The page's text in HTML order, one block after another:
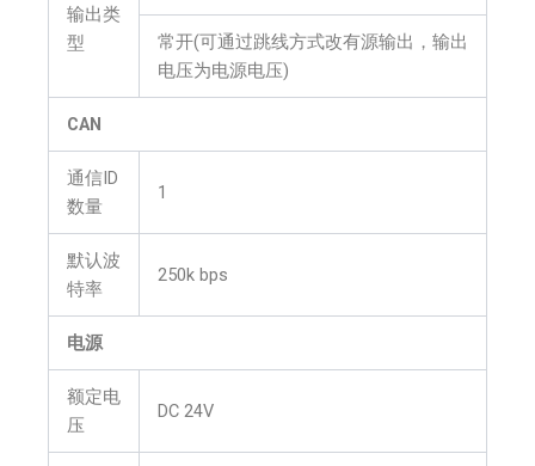
输出类
型
常开(可通过跳线方式改有源输出，输出
电压为电源电压)
CAN
通信ID
数量
1
默认波
特率
250k bps
电源
额定电
压
DC 24V